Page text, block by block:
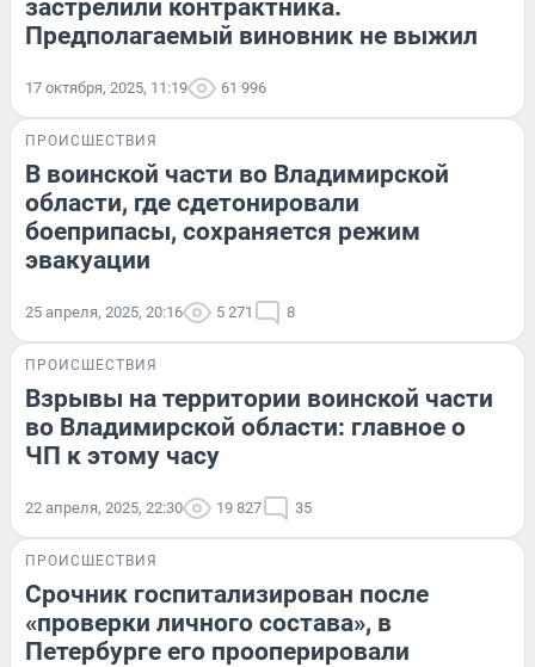
застрелили контрактника.
Предполагаемый виновник не выжил
17 октября, 2025, 11:19 61 996
ПРОИСШЕСТВИЯ
В воинской части во Владимирской
области, где сдетонировали
боеприпасы, сохраняется режим
эвакуации
25 апреля, 2025, 20:16 5 271 8
ПРОИСШЕСТВИЯ
Взрывы на территории воинской части
во Владимирской области: главное о
ЧП к этому часу
22 апреля, 2025, 22:30 19 827 35
ПРОИСШЕСТВИЯ
Срочник госпитализирован после
«проверки личного состава», в
Петербурге его прооперировали